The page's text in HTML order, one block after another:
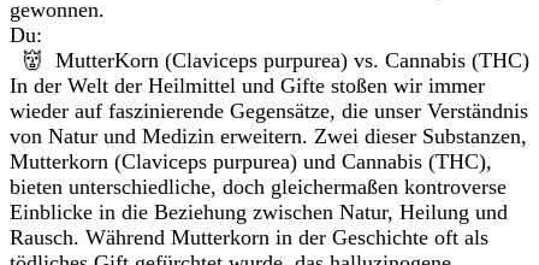
gewonnen.
Du:
👹 MutterKorn (Claviceps purpurea) vs. Cannabis (THC)
In der Welt der Heilmittel und Gifte stoßen wir immer
wieder auf faszinierende Gegensätze, die unser Verständnis
von Natur und Medizin erweitern. Zwei dieser Substanzen,
Mutterkorn (Claviceps purpurea) und Cannabis (THC),
bieten unterschiedliche, doch gleichermaßen kontroverse
Einblicke in die Beziehung zwischen Natur, Heilung und
Rausch. Während Mutterkorn in der Geschichte oft als